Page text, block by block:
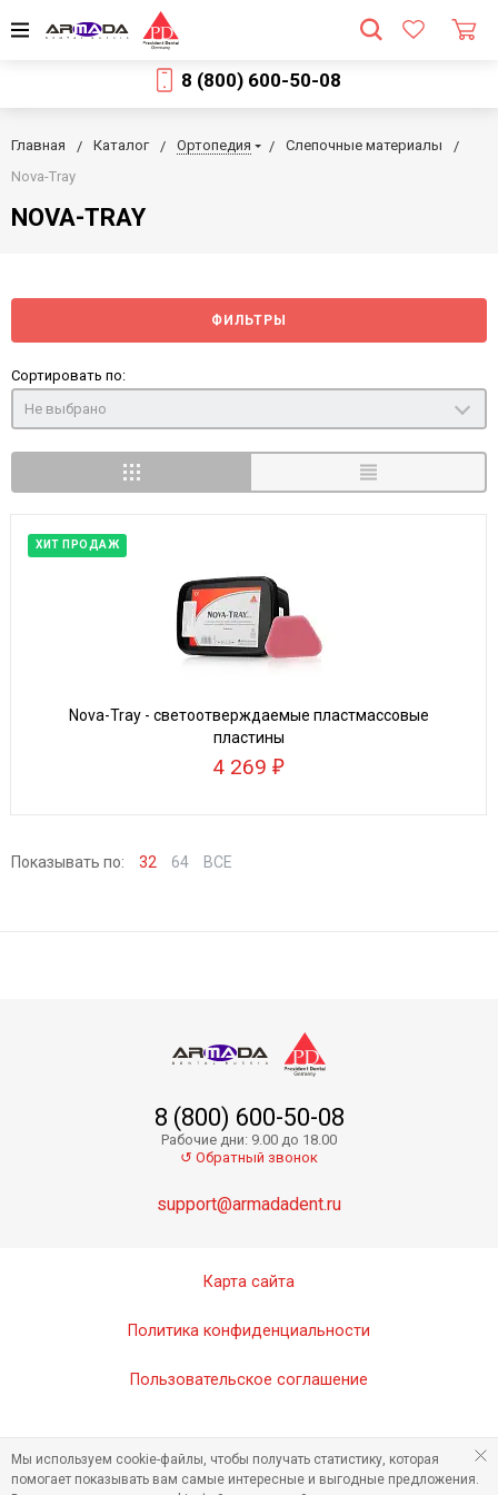
8 (800) 600-50-08
Главная Каталог Ортопедия
Слепочные материалы
Nova-Tray
NOVA-TRAY
ФИЛЬТРЫ
Сортировать по:
Не выбрано
ХИТ ПРОДАЖ
Nova-Tray - светоотверждаемые пластмассовые
пластины
4 269
Показывать по: 32 64 ВСЕ
8 (800) 600-50-08
Рабочие дни: 9.00 до 18.00
↺ Обратный звонок
support@armadadent.ru
Карта сайта
Политика конфиденциальности
Пользовательское соглашение
Мы используем cookie-файлы, чтобы получать статистику, которая
помогает показывать вам самые интересные и выгодные предложения.